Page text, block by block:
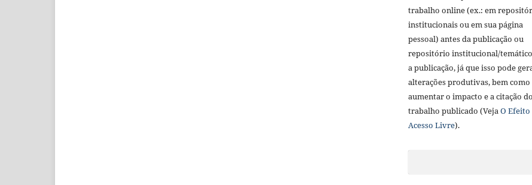
trabalho online (ex.: em
institucionais ou em sua página
pessoal) antes da publicação ou
repositório institucional/
a publicação, já que isso pode
alterações produtivas, bem como
aumentar o impacto e a citação do
trabalho publicado (VejaO Efeito
Acesso Livre).